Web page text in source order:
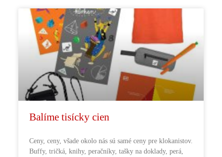
Balíme tisícky cien
Ceny, ceny, všade okolo nás sú samé ceny pre klokanistov.
Buffy, tričká, knihy, peračníky, tašky na doklady, perá,